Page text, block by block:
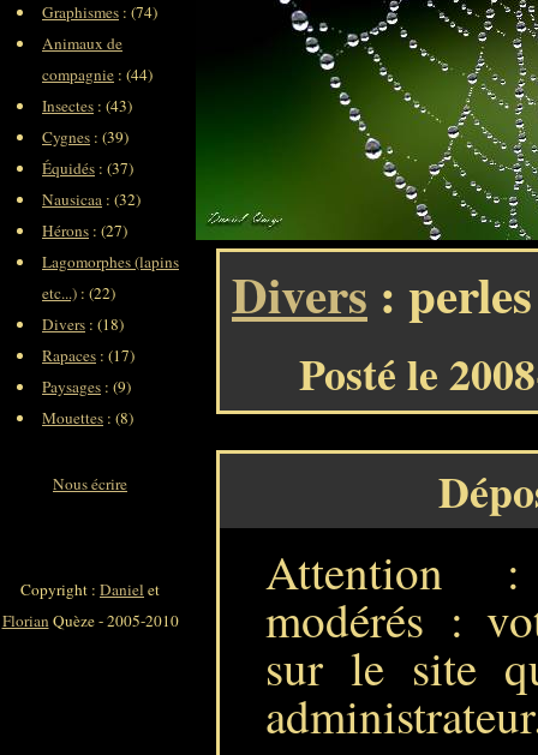
Divers :
Posté le
Attention :
modérés :
sur le site
Graphismes : (74)
Animaux de
compagnie : (44)
Insectes : (43)
Cygnes : (39)
Équidés : (37)
Nausicaa : (32)
Hérons : (27)
Lagomorphes (lapins
etc...) : (22)
Divers : (18)
Rapaces : (17)
Paysages : (9)
Mouettes : (8)
Nous écrire
Copyright : Daniel et
FlorianQuèze - 2005-2010